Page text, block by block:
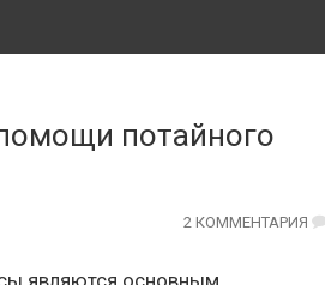
потайного
2 КОММЕНТАРИЯ
являются основным